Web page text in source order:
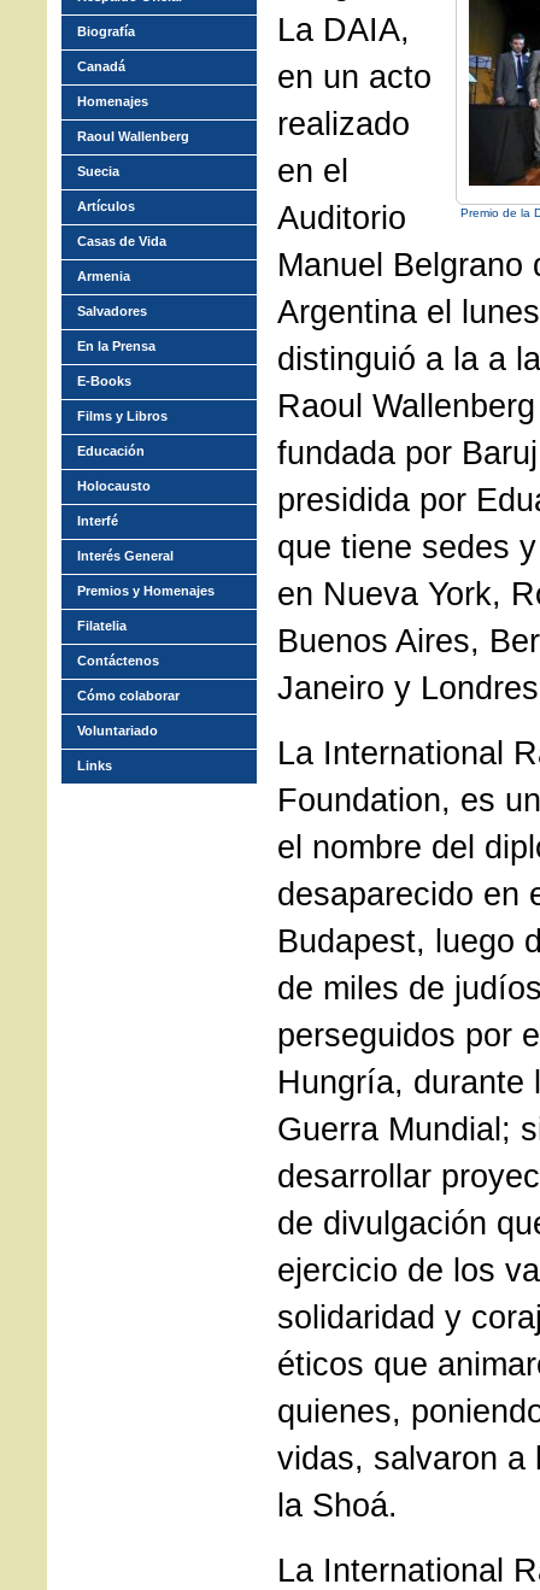
Premio de la
La DAIA,
en un acto
realizado
en el
Auditorio
Manuel Belgrano
Argentina el
distinguió a la a
Raoul
fundada por
presidida por
que tiene sedes
en Nueva York,
Buenos Aires,
Janeiro y
La International
Foundation, es
el nombre del
desaparecido en
Budapest, luego
de miles de
perseguidos por
Hungría, durante
Guerra Mundial;
desarrollar
de divulgación
ejercicio de los
solidaridad y
éticos que
quienes,
vidas, salvaron a
la Shoá.
La International
Biografía
Canadá
Homenajes
Raoul Wallenberg
Suecia
Artículos
Casas de Vida
Armenia
Salvadores
En la Prensa
E-Books
Films y Libros
Educación
Holocausto
Interfé
Interés General
Premios y Homenajes
Filatelia
Contáctenos
Cómo colaborar
Voluntariado
Links